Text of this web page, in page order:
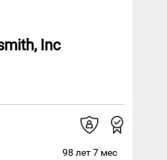
Inc
98 лет 7 мес